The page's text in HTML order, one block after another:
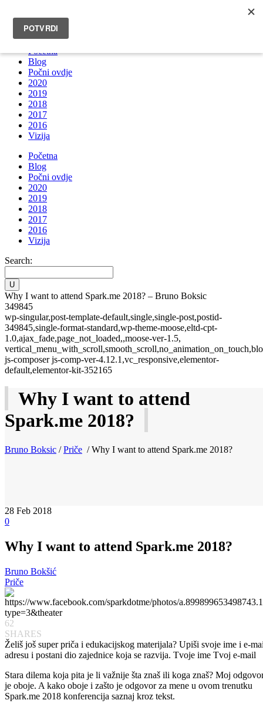
INFO@BRUNOBOKSIC.COM
Početna
Blog
Počni ovdje
2020
2019
2018
2017
2016
Vizija
Početna
Blog
Počni ovdje
2020
2019
2018
2017
2016
Vizija
Search:
Why I want to attend Spark.me 2018? – Bruno Boksic
349845
wp-singular,post-template-default,single,single-post,postid-
349845,single-format-standard,wp-theme-moose,eltd-cpt-
1.0,ajax_fade,page_not_loaded,,moose-ver-1.5,
js-composer js-comp-ver-4.12.1,vc_responsive,elementor-
default,elementor-kit-352165
Why I want to attend
Spark.me 2018?
Bruno Boksic /Priče /Why I want to attend Spark.me 2018?
28 Feb 2018
0
Why I want to attend Spark.me 2018?
Bruno Bokšić
Priče
62
SHARES
Želiš još super priča i edukacijskog materijala? Upiši svoje ime i e-
adresu i postani dio zajednice koja se razvija. Tvoje ime Tvoj e-mail
Stara dilema koja pita je li važnije šta znaš ili koga znaš? Moj
je oboje. A kako oboje i zašto je odgovor za mene u ovom trenutku
Spark.me 2018 konferencija saznaj kroz tekst.